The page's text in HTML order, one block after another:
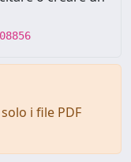
i file PDF